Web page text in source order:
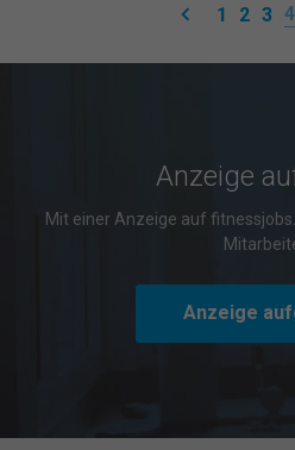
keyboard_arrow_left 1 2 3 4
Anzeige
Mit einer Anzeige auf
Anzeige
Cookie-